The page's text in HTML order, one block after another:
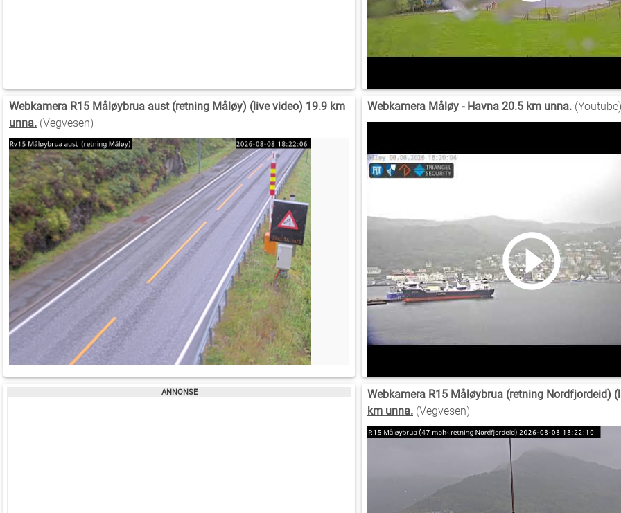
Webkamera R15 Måløybrua aust (retning Måløy) (live video) 19.9 km
unna. (Vegvesen)
Webkamera Måløy - Havna 20.5 km unna. (Youtube)
Webkamera R15 Måløybrua (retning Nordfjordeid)
km unna. (Vegvesen)